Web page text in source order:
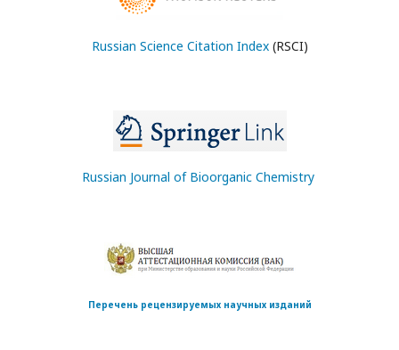
Russian Science Citation Index(RSCI)
Russian Journal of Bioorganic Chemistry
Перечень рецензируемых научных изданий